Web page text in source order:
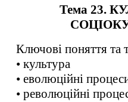
Тема 23.
Ключові поняття та
• культура
• еволюційні
• революційні